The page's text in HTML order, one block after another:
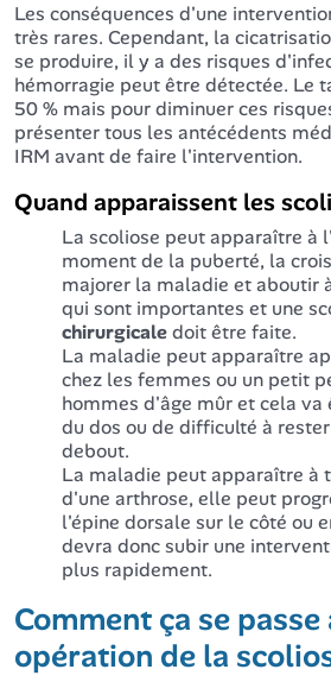
Les conséquences d'une
très rares. Cependant, la
se produire, il y a des risques
hémorragie peut être détectée. Le
50 % mais pour diminuer ces
présenter tous les antécédents
IRM avant de faire l'intervention.
Quand apparaissent les
La scoliose peut apparaître à
moment de la puberté, la
majorer la maladie et aboutir
qui sont importantes et une
chirurgicaledoit être faite.
La maladie peut apparaître
chez les femmes ou un petit
hommes d'âge mûr et cela
du dos ou de difficulté à
debout.
La maladie peut apparaître à
d'une arthrose, elle peut
l'épine dorsale sur le côté ou
devra donc subir une
plus rapidement.
Comment ça se
opération de la